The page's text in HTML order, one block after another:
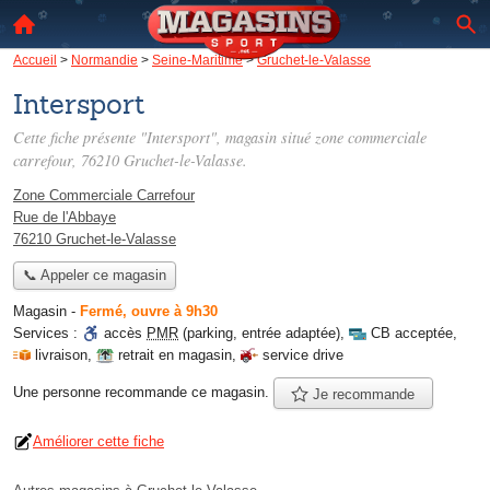
Accueil > Normandie > Seine-Maritime>Gruchet-le-Valasse
Intersport
Cette fiche présente "Intersport", magasin situé zone commerciale
carrefour, 76210 Gruchet-le-Valasse.
Zone Commerciale Carrefour
Rue de l'Abbaye
76210 Gruchet-le-Valasse
📞 Appeler ce magasin
Magasin - Fermé, ouvre à 9h30
Services :
accès PMR (parking, entrée adaptée), CB acceptée,
livraison, retrait en magasin, service drive
Une personne recommande ce magasin. Je recommande
Améliorer cette fiche